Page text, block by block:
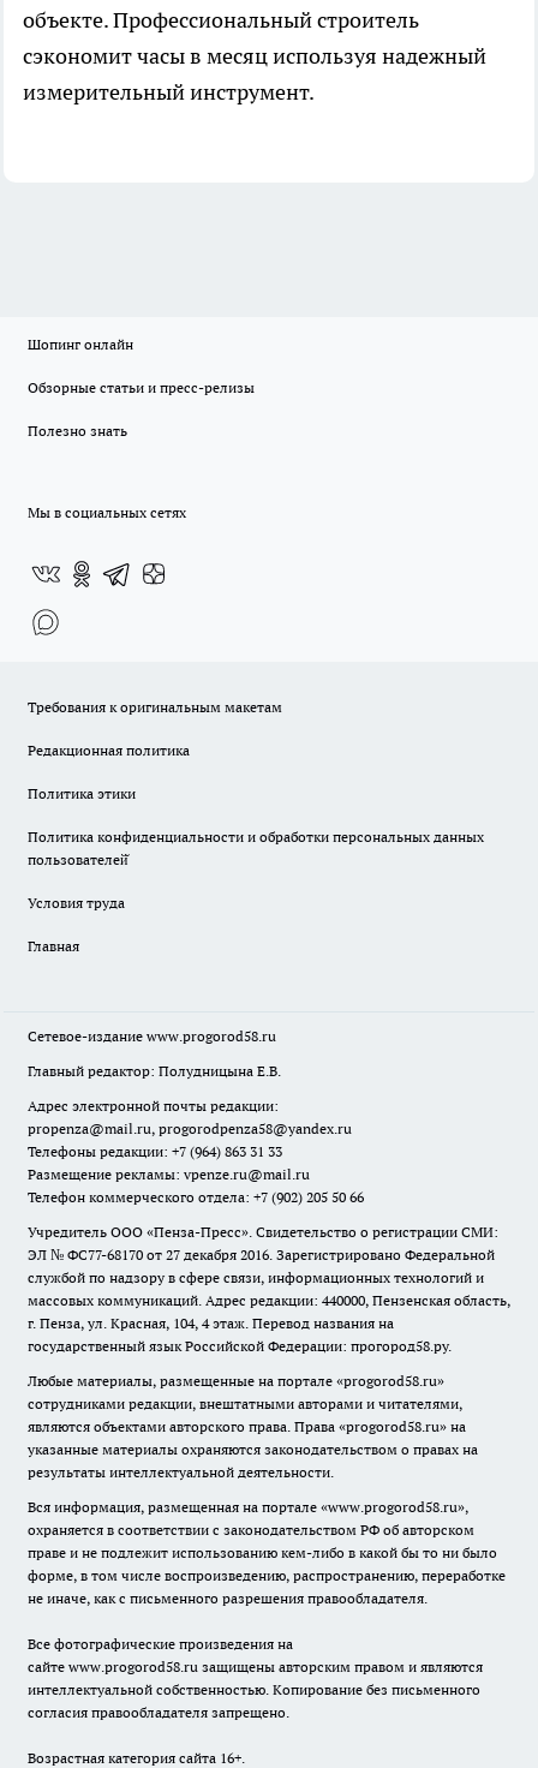
объекте. Профессиональный строитель
сэкономит часы в месяц используя надежный
измерительный инструмент.
Шопинг онлайн
Обзорные статьи и пресс-релизы
Полезно знать
Мы в социальных сетях
Требования к оригинальным макетам
Редакционная политика
Политика этики
Политика конфиденциальности и обработки персональных данных
пользователей̆
Условия труда
Главная
Сетевое-издание www.progorod58.ru
Главный редактор: Полудницына Е.В.
Адрес электронной почты редакции:
propenza@mail.ru, progorodpenza58@yandex.ru
Телефоны редакции: +7 (964) 863 31 33
Размещение рекламы: vpenze.ru@mail.ru
Телефон коммерческого отдела: +7 (902) 205 50 66
Учредитель ООО «Пенза-Пресс». Свидетельство о регистрации СМИ:
ЭЛ № ФС77-68170 от 27 декабря 2016. Зарегистрировано Федеральной
службой по надзору в сфере связи, информационных технологий и
массовых коммуникаций. Адрес редакции: 440000, Пензенская область,
г. Пенза, ул. Красная, 104, 4 этаж. Перевод названия на
государственный язык Российской Федерации: прогород58.ру.
Любые материалы, размещенные на портале «progorod58.ru»
сотрудниками редакции, внештатными авторами и читателями,
являются объектами авторского права. Права «progorod58.ru» на
указанные материалы охраняются законодательством о правах на
результаты интеллектуальной деятельности.
Вся информация, размещенная на портале «www.progorod58.ru»,
охраняется в соответствии с законодательством РФ об авторском
праве и не подлежит использованию кем-либо в какой бы то ни было
форме, в том числе воспроизведению, распространению, переработке
не иначе, как с письменного разрешения правообладателя.
Все фотографические произведения на
сайте www.progorod58.ru защищены авторским правом и являются
интеллектуальной собственностью. Копирование без письменного
согласия правообладателя запрещено.
Возрастная категория сайта 16+.